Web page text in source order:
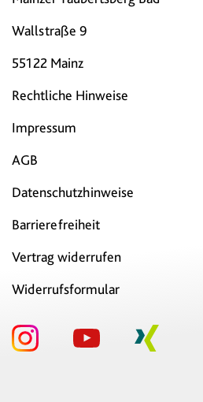
Wallstraße 9
55122 Mainz
Rechtliche Hinweise
Impressum
AGB
Datenschutzhinweise
Barrierefreiheit
Vertrag widerrufen
Widerrufsformular